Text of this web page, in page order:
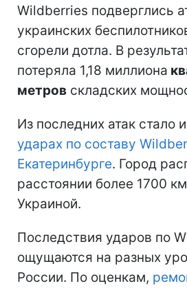
Wildberries подверглись
украинских
сгорели дотла. В
потеряла 1,18 миллиона
метров складских
Из последних атак стало
ударах по составу
Екатеринбурге. Город
расстоянии более 1700
Украиной.
Последствия ударов по
ощущаются на разных
России. По оценкам,